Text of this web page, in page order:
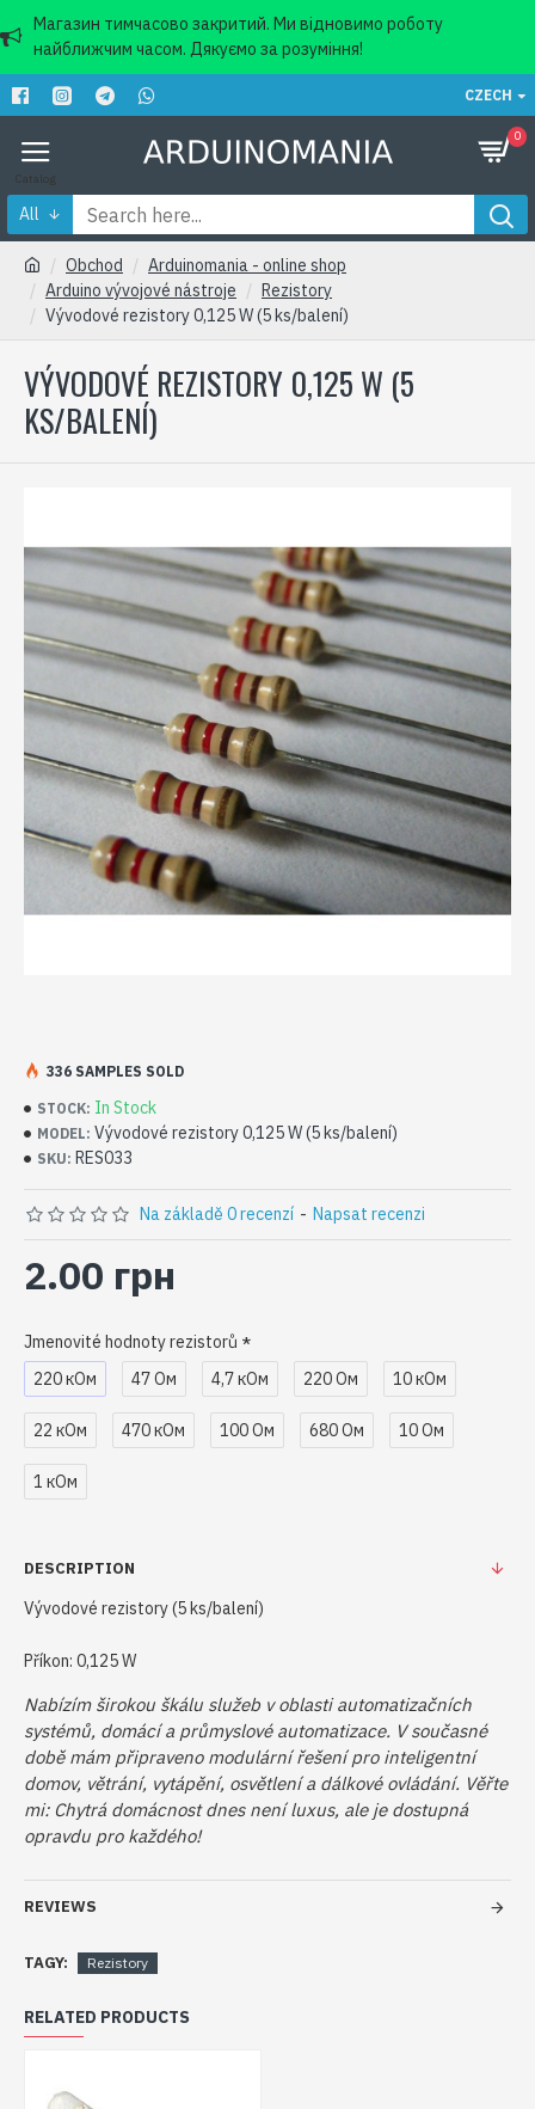
Магазин тимчасово закритий. Ми відновимо роботу
найближчим часом. Дякуємо за розуміння!
CZECH
0
All
Obchod
Arduinomania - online shop
Arduino vývojové nástroje
Rezistory
Vývodové rezistory 0,125 W (5 ks/balení)
VÝVODOVÉ REZISTORY 0,125 W (5
KS/BALENÍ)
STOCK: In Stock
MODEL: Vývodové rezistory 0,125 W (5 ks/balení)
SKU: RES033
336 SAMPLES SOLD
Na základě 0 recenzí - Napsat recenzi
2.00 грн
Jmenovité hodnoty rezistorů
220 кОм
47 Ом 4,7 кОм 220 Ом 10 кОм
22 кОм 470 кОм 100 Ом 680 Ом 10 Ом
1 кОм
DESCRIPTION
Vývodové rezistory (5 ks/balení)
Příkon: 0,125 W
Nabízím širokou škálu služeb v oblasti automatizačních
systémů, domácí a průmyslové automatizace. V současné
době mám připraveno modulární řešení pro inteligentní
domov, větrání, vytápění, osvětlení a dálkové ovládání. Věřte
mi: Chytrá domácnost dnes není luxus, ale je dostupná
opravdu pro každého!
REVIEWS
TAGY: Rezistory
RELATED PRODUCTS